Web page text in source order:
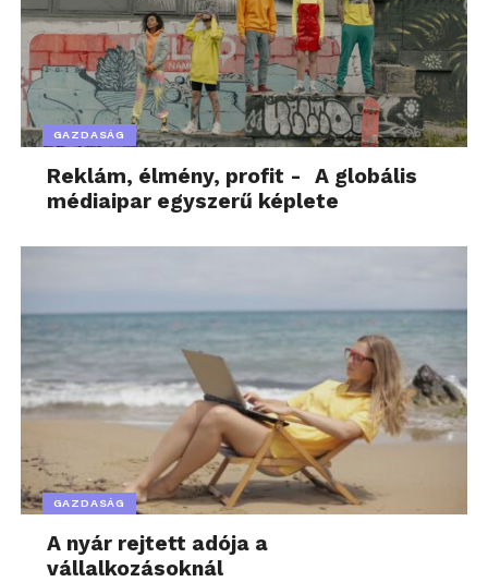
GAZDASÁG
Reklám, élmény, profit - A globális
médiaipar egyszerű képlete
GAZDASÁG
A nyár rejtett adója a
vállalkozásoknál